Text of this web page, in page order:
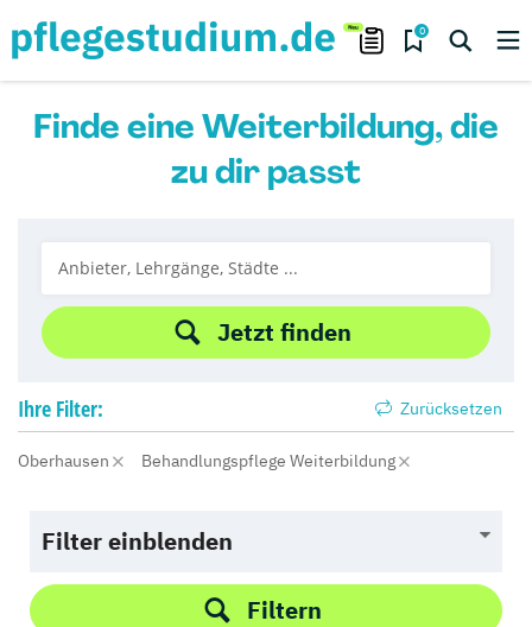
0
Finde eine Weiterbildung, die
zu dir passt
Jetzt finden
Ihre Filter: Zurücksetzen
Oberhausen Behandlungspflege Weiterbildung
Filter einblenden
Filtern